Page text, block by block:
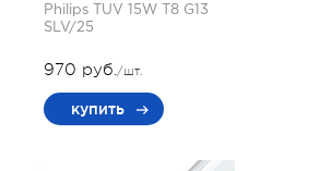
Philips TUV 15W T8 G13
SLV/25
970 руб./шт.
купить